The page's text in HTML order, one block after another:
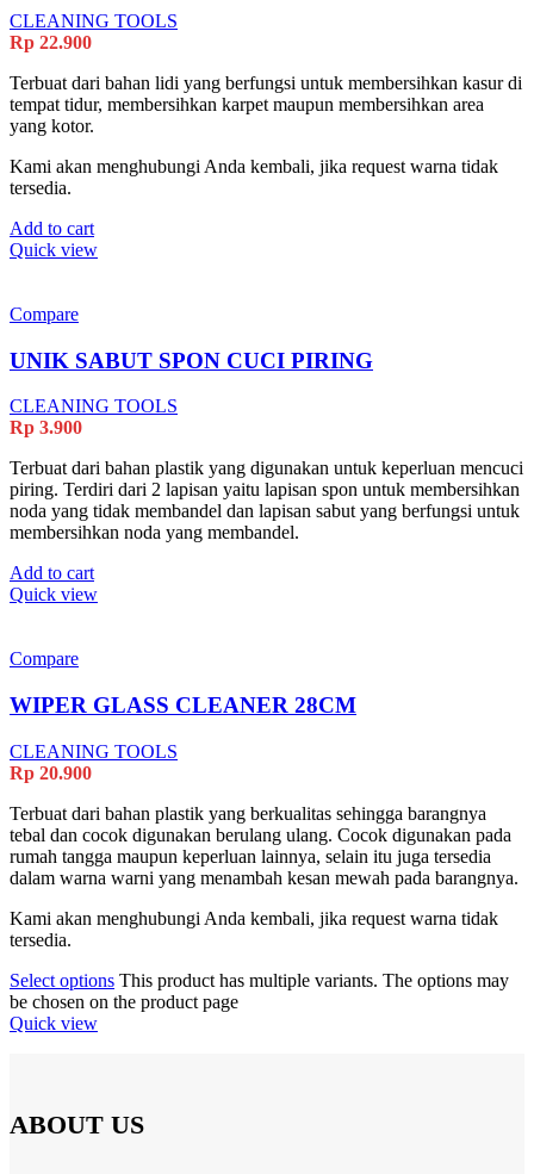
CLEANING TOOLS
Rp 22.900
Terbuat dari bahan lidi yang berfungsi untuk membersihkan kasur di
tempat tidur, membersihkan karpet maupun membersihkan area
yang kotor.
Kami akan menghubungi Anda kembali, jika request warna tidak
tersedia.
Add to cart
Quick view
Compare
UNIK SABUT SPON CUCI PIRING
CLEANING TOOLS
Rp 3.900
Terbuat dari bahan plastik yang digunakan untuk keperluan mencuci
piring. Terdiri dari 2 lapisan yaitu lapisan spon untuk membersihkan
noda yang tidak membandel dan lapisan sabut yang berfungsi untuk
membersihkan noda yang membandel.
Add to cart
Quick view
Compare
WIPER GLASS CLEANER 28CM
CLEANING TOOLS
Rp 20.900
Terbuat dari bahan plastik yang berkualitas sehingga barangnya
tebal dan cocok digunakan berulang ulang. Cocok digunakan pada
rumah tangga maupun keperluan lainnya, selain itu juga tersedia
dalam warna warni yang menambah kesan mewah pada barangnya.
Kami akan menghubungi Anda kembali, jika request warna tidak
tersedia.
Select options This product has multiple variants. The options may
be chosen on the product page
Quick view
ABOUT US